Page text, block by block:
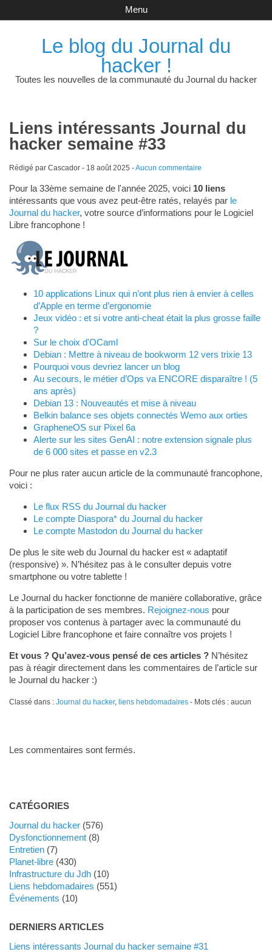
Le blog du Journal du
hacker !
Toutes les nouvelles de la communauté du Journal du hacker
Menu
Liens intéressants Journal du
hacker semaine #33
Rédigé par Cascador - 18 août 2025 -Aucun commentaire
Pour la 33ème semaine de l'année 2025, voici 10 liens
intéressants que vous avez peut-être ratés, relayés par le
Journal du hacker, votre source d’informations pour le Logiciel
Libre francophone !
10 applications Linux qui n’ont plus rien à envier à celles
d’Apple en terme d’ergonomie
Jeux vidéo : et si votre anti-cheat était la plus grosse faille
?
Sur le choix d'OCaml
Debian : Mettre à niveau de bookworm 12 vers trixie 13
Pourquoi vous devriez lancer un blog
Au secours, le métier d’Ops va ENCORE disparaître ! (5
ans après)
Debian 13 : Nouveautés et mise à niveau
Belkin balance ses objets connectés Wemo aux orties
GrapheneOS sur Pixel 6a
Alerte sur les sites GenAI : notre extension signale plus
de 6 000 sites et passe en v2.3
Pour ne plus rater aucun article de la communauté francophone,
voici :
Le flux RSS du Journal du hacker
Le compte Diaspora* du Journal du hacker
Le compte Mastodon du Journal du hacker
De plus le site web du Journal du hacker est « adaptatif
(responsive) ». N’hésitez pas à le consulter depuis votre
smartphone ou votre tablette !
Le Journal du hacker fonctionne de manière collaborative, grâce
à la participation de ses membres. Rejoignez-nous pour
proposer vos contenus à partager avec la communauté du
Logiciel Libre francophone et faire connaître vos projets !
Et vous ? Qu’avez-vous pensé de ces articles ?N’hésitez
pas à réagir directement dans les commentaires de l’article sur
le Journal du hacker :)
Classé dans : Journal du hacker, liens hebdomadaires- Mots clés : aucun
Les commentaires sont fermés.
CATÉGORIES
Journal du hacker(576)
dysfonctionnement(8)
Entretien(7)
planet-libre(430)
Infrastructure du Jdh(10)
liens hebdomadaires (551)
événements (10)
DERNIERS ARTICLES
Liens intéressants Journal du hacker semaine #31